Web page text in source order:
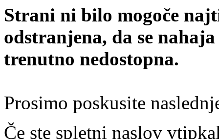
Strani ni bilo mogoče
odstranjena, da se
trenutno nedostopna.
Prosimo poskusite
Če ste spletni naslov